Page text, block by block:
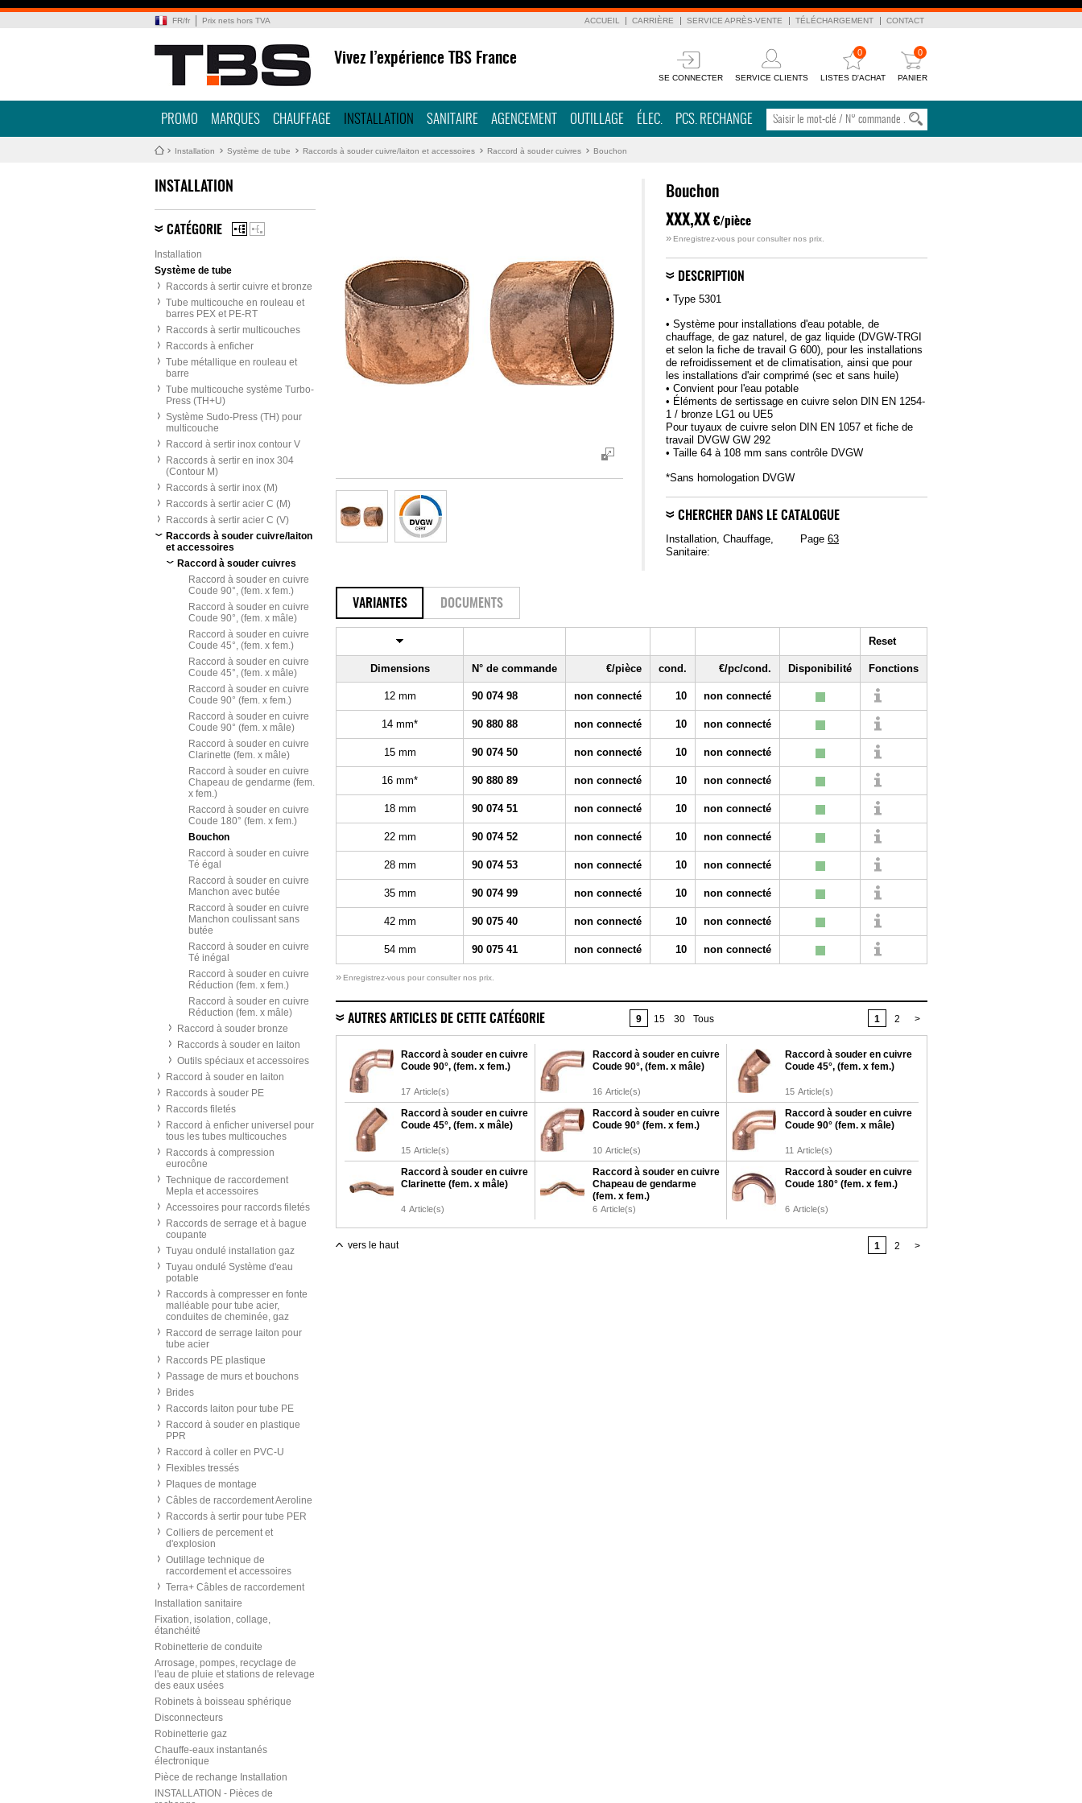
FR/fr Prix nets hors TVA ACCUEIL CARRIÈRE SERVICE APRÈS-VENTE TÉLÉCHARGEMENT CONTACT
Vivez l’expérience TBS France
SE CONNECTER SERVICE CLIENTS
0
LISTES D'ACHAT
0
PANIER
PROMO MARQUES CHAUFFAGE INSTALLATION SANITAIRE AGENCEMENT OUTILLAGE ÉLEC. PCS. RECHANGE
Installation Système de tube Raccords à souder cuivre/laiton et accessoires Raccord à souder cuivres Bouchon
INSTALLATION
CATÉGORIE
Installation
Système de tube
Raccords à sertir cuivre et bronze
Tube multicouche en rouleau et
barres PEX et PE-RT
Raccords à sertir multicouches
Raccords à enficher
Tube métallique en rouleau et
barre
Tube multicouche système Turbo-
Press (TH+U)
Système Sudo-Press (TH) pour
multicouche
Raccord à sertir inox contour V
Raccords à sertir en inox 304
(Contour M)
Raccords à sertir inox (M)
Raccords à sertir acier C (M)
Raccords à sertir acier C (V)
Raccords à souder cuivre/laiton
et accessoires
Raccord à souder cuivres
Raccord à souder en cuivre
Coude 90°, (fem. x fem.)
Raccord à souder en cuivre
Coude 90°, (fem. x mâle)
Raccord à souder en cuivre
Coude 45°, (fem. x fem.)
Raccord à souder en cuivre
Coude 45°, (fem. x mâle)
Raccord à souder en cuivre
Coude 90° (fem. x fem.)
Raccord à souder en cuivre
Coude 90° (fem. x mâle)
Raccord à souder en cuivre
Clarinette (fem. x mâle)
Raccord à souder en cuivre
Chapeau de gendarme (fem.
x fem.)
Raccord à souder en cuivre
Coude 180° (fem. x fem.)
Bouchon
Raccord à souder en cuivre
Té égal
Raccord à souder en cuivre
Manchon avec butée
Raccord à souder en cuivre
Manchon coulissant sans
butée
Raccord à souder en cuivre
Té inégal
Raccord à souder en cuivre
Réduction (fem. x fem.)
Raccord à souder en cuivre
Réduction (fem. x mâle)
Raccord à souder bronze
Raccords à souder en laiton
Outils spéciaux et accessoires
Raccord à souder en laiton
Raccords à souder PE
Raccords filetés
Raccord à enficher universel pour
tous les tubes multicouches
Raccords à compression
eurocône
Technique de raccordement
Mepla et accessoires
Accessoires pour raccords filetés
Raccords de serrage et à bague
coupante
Tuyau ondulé installation gaz
Tuyau ondulé Système d'eau
potable
Raccords à compresser en fonte
malléable pour tube acier,
conduites de cheminée, gaz
Raccord de serrage laiton pour
tube acier
Raccords PE plastique
Passage de murs et bouchons
Brides
Raccords laiton pour tube PE
Raccord à souder en plastique
PPR
Raccord à coller en PVC-U
Flexibles tressés
Plaques de montage
Câbles de raccordement Aeroline
Raccords à sertir pour tube PER
Colliers de percement et
d'explosion
Outillage technique de
raccordement et accessoires
Terra+ Câbles de raccordement
Installation sanitaire
Fixation, isolation, collage,
étanchéité
Robinetterie de conduite
Arrosage, pompes, recyclage de
l'eau de pluie et stations de relevage
des eaux usées
Robinets à boisseau sphérique
Disconnecteurs
Robinetterie gaz
Chauffe-eaux instantanés
électronique
Pièce de rechange Installation
INSTALLATION - Pièces de
Bouchon
XXX,XX €/pièce
» Enregistrez-vous pour consulter nos prix.
DESCRIPTION
• Type 5301
• Système pour installations d'eau potable, de
chauffage, de gaz naturel, de gaz liquide (DVGW-TRGI
et selon la fiche de travail G 600), pour les installations
de refroidissement et de climatisation, ainsi que pour
les installations d'air comprimé (sec et sans huile)
• Convient pour l'eau potable
• Éléments de sertissage en cuivre selon DIN EN 1254-
1 / bronze LG1 ou UE5
Pour tuyaux de cuivre selon DIN EN 1057 et fiche de
travail DVGW GW 292
• Taille 64 à 108 mm sans contrôle DVGW
*Sans homologation DVGW
CHERCHER DANS LE CATALOGUE
Installation, Chauffage,
Sanitaire:
Page 63
VARIANTES DOCUMENTS
Reset
Dimensions N° de commande €/pièce cond. €/pc/cond. Disponibilité Fonctions
12 mm 90 074 98 non connecté 10 non connecté
14 mm* 90 880 88 non connecté 10 non connecté
15 mm 90 074 50 non connecté 10 non connecté
16 mm* 90 880 89 non connecté 10 non connecté
18 mm 90 074 51 non connecté 10 non connecté
22 mm 90 074 52 non connecté 10 non connecté
28 mm 90 074 53 non connecté 10 non connecté
35 mm 90 074 99 non connecté 10 non connecté
42 mm 90 075 40 non connecté 10 non connecté
54 mm 90 075 41 non connecté 10 non connecté
» Enregistrez-vous pour consulter nos prix.
AUTRES ARTICLES DE CETTE CATÉGORIE 9 15 30 Tous 1 2 >
Raccord à souder en cuivre
Coude 90°, (fem. x fem.)
17 Article(s)
Raccord à souder en cuivre
Coude 90°, (fem. x mâle)
16 Article(s)
Raccord à souder en cuivre
Coude 45°, (fem. x fem.)
15 Article(s)
Raccord à souder en cuivre
Coude 45°, (fem. x mâle)
15 Article(s)
Raccord à souder en cuivre
Coude 90° (fem. x fem.)
10 Article(s)
Raccord à souder en cuivre
Coude 90° (fem. x mâle)
11 Article(s)
Raccord à souder en cuivre
Clarinette (fem. x mâle)
4 Article(s)
Raccord à souder en cuivre
Chapeau de gendarme
(fem. x fem.)
6 Article(s)
Raccord à souder en cuivre
Coude 180° (fem. x fem.)
6 Article(s)
vers le haut 1 2 >